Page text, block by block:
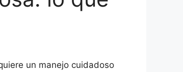
un manejo cuidadoso